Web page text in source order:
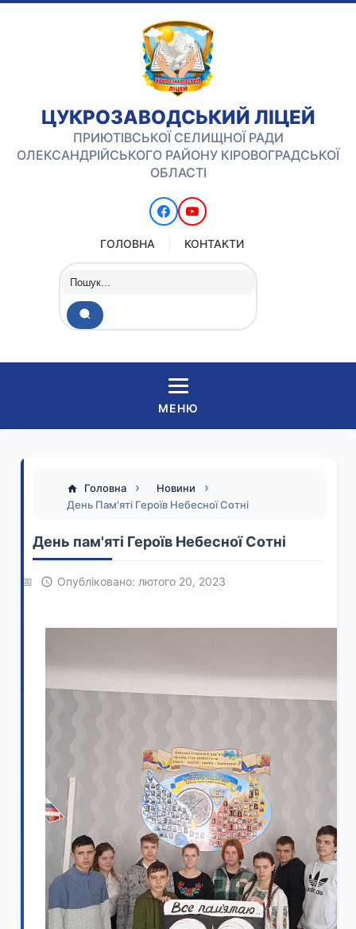
ЦУКРОЗАВОДСЬКИЙ ЛІЦЕЙ
ПРИЮТІВСЬКОЇ СЕЛИЩНОЇ РАДИ
ОЛЕКСАНДРІЙСЬКОГО РАЙОНУ КІРОВОГРАДСЬКОЇ
ОБЛАСТІ
ГОЛОВНА КОНТАКТИ
МЕНЮ
Головна
Новини
День Пам'яті Героїв Небесної Сотні
День пам'яті Героїв Небесної Сотні
Опубліковано: лютого 20, 2023